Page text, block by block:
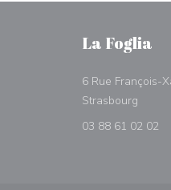
La Foglia
6 Rue François-
Strasbourg
03 88 61 02 02